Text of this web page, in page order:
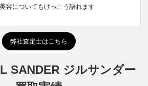
容についてもけっこう語れます
弊社査定士はこちら
SANDER ジルサンダー